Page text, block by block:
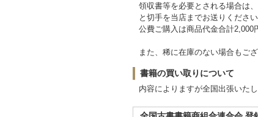
領収書等を必要とされる場合は
と切手を当店までお送りください
公費ご購入は商品代金合計2,000
また、稀に在庫のない場合もご
書籍の買い取りについて
内容によりますが全国出張いた